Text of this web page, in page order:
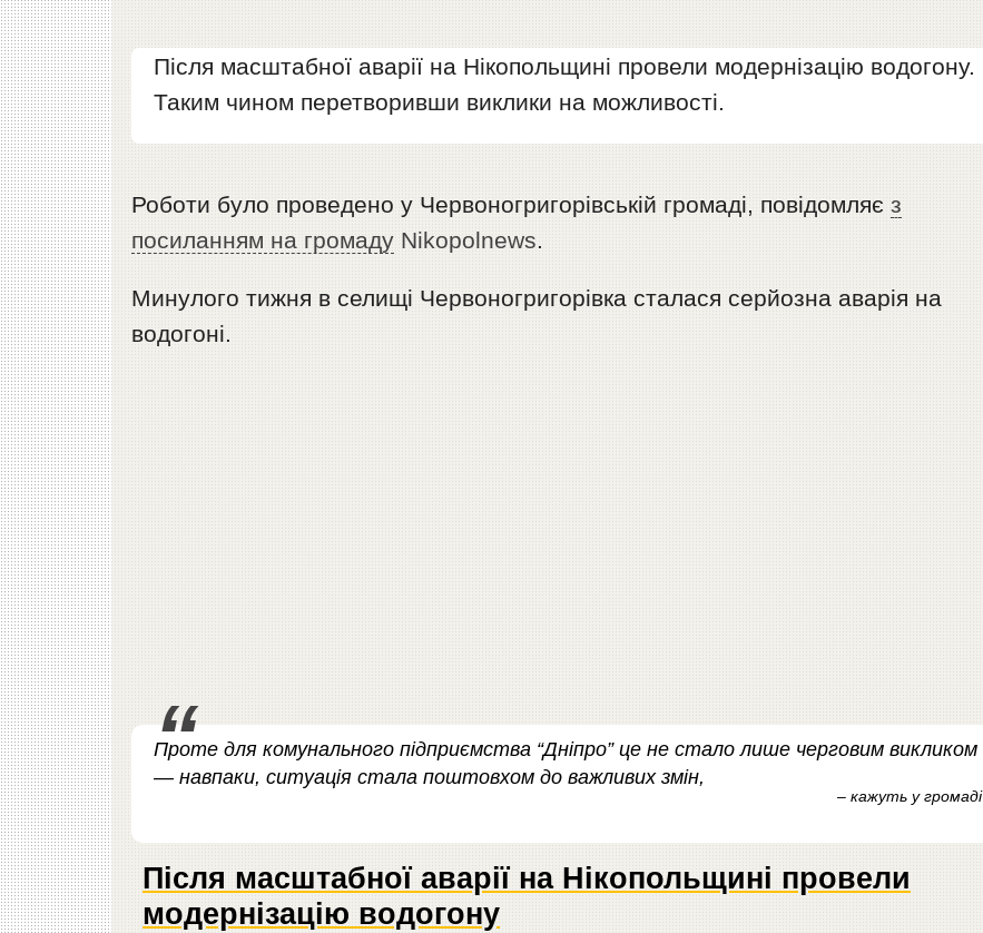
Після масштабної аварії на Нікопольщині провели модернізацію водогону.
Таким чином перетворивши виклики на можливості.
Роботи було проведено у Червоногригорівській громаді, повідомляєз
посиланням на громаду Nikopolnews.
Минулого тижня в селищі Червоногригорівка сталася серйозна аварія на
водогоні.
Проте для комунального підприємства “Дніпро” це не стало лише черговим викликом
— навпаки, ситуація стала поштовхом до важливих змін,
– кажуть у громаді
Після масштабної аварії на Нікопольщині провели
модернізацію водогону